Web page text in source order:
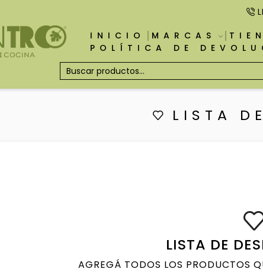
INICIO
MARCAS
POLÍTICA DE
LISTA
LISTA DE
AGREGÁ TODOS LOS PRODUCTOS